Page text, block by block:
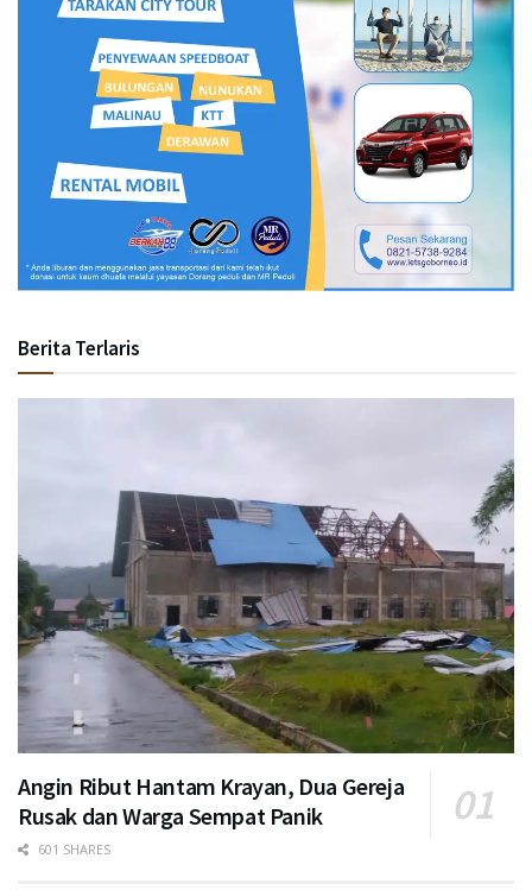
Berita Terlaris
Angin Ribut Hantam Krayan, Dua Gereja
Rusak dan Warga Sempat Panik
601 SHARES